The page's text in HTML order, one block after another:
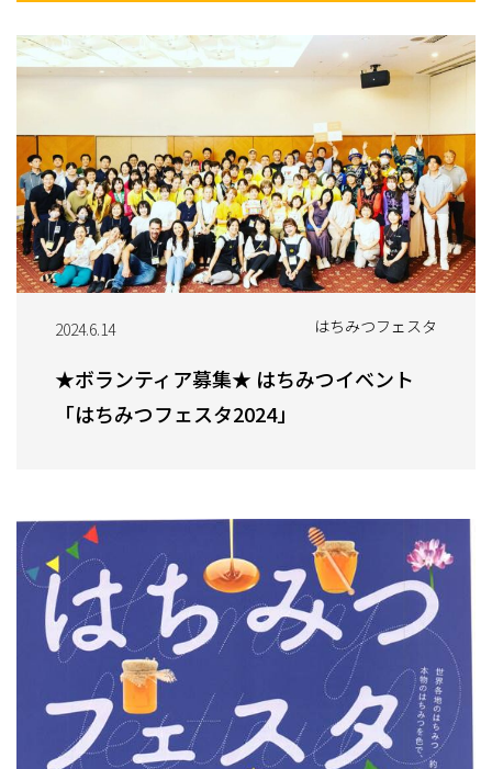
2024.6.14 はちみつフェスタ
★ボランティア募集★ はちみつイベント
「はちみつフェスタ2024」